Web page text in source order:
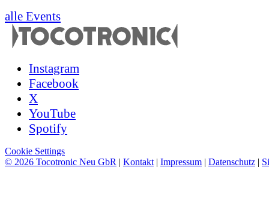
alle Events
Instagram
Facebook
X
YouTube
Spotify
Cookie Settings
© 2026 Tocotronic Neu GbR | Kontakt | Impressum | Datenschutz |